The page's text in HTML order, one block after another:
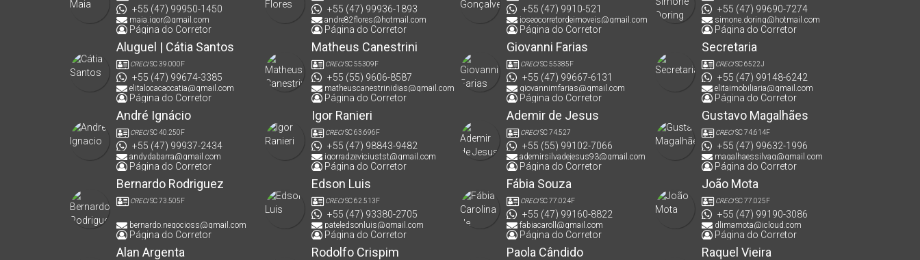
+55 (47) 99950-1450
maia.igor@gmail.com
Página do Corretor
+55 (47) 99936-1893
andre82flores@hotmail.com
Página do Corretor
+55 (47) 9910-521
joseocorretordeimoveis@gmail.com
Página do Corretor
+55 (47) 99690-7274
simone.doring@hotmail.com
Página do Corretor
Aluguel | Cátia Santos
CRECISC 39.000F
+55 (47) 99674-3385
elitalocacaocatia@gmail.com
Página do Corretor
Matheus Canestrini
CRECISC 55309F
+55 (55) 9606-8587
matheuscanestrinidias@gmail.com
Página do Corretor
Giovanni Farias
CRECISC 55385F
+55 (47) 99667-6131
giovannimfarias@gmail.com
Página do Corretor
Secretaria
CRECISC 6522J
+55 (47) 99148-6242
elitaimobiliaria@gmail.com
Página do Corretor
André Ignácio
CRECISC 40.250F
+55 (47) 99937-2434
andydabarra@gmail.com
Página do Corretor
Igor Ranieri
CRECISC 63.696F
+55 (47) 98843-9482
igorradzeviciustst@gmail.com
Página do Corretor
Ademir de Jesus
CRECISC 74.527
+55 (55) 99102-7066
ademirsilvadejesus93@gmail.com
Página do Corretor
Gustavo Magalhães
CRECISC 74.614F
+55 (47) 99632-1996
magalhaessilvag@gmail.com
Página do Corretor
Bernardo Rodriguez
CRECISC 73.505F
bernardo.negocioss@gmail.com
Página do Corretor
Edson Luis
CRECISC 62.513F
+55 (47) 93380-2705
pateledsonluis@gmail.com
Página do Corretor
Fábia Souza
CRECISC 77.024F
+55 (47) 99160-8822
fabiacaroll@gmail.com
Página do Corretor
João Mota
CRECISC 77.025F
+55 (47) 99190-3086
dlimamota@icloud.com
Página do Corretor
Alan Argenta Rodolfo Crispim Paola Cândido Raquel Vieira